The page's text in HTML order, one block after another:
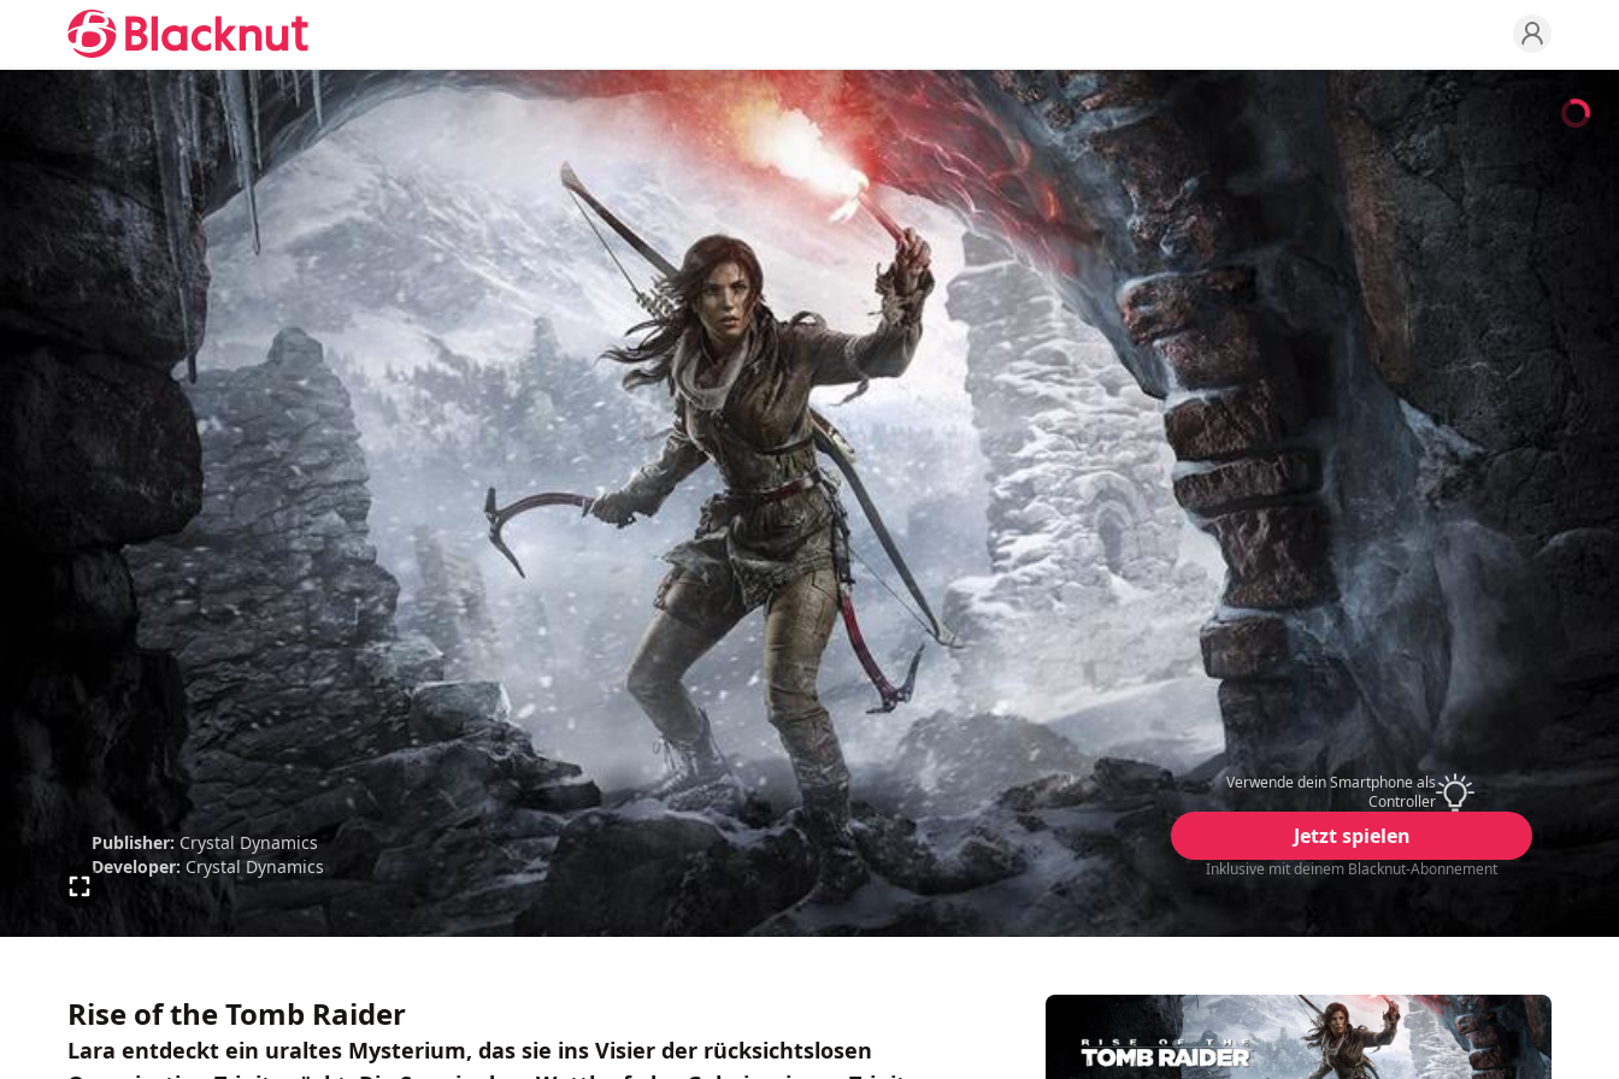
Publisher: Crystal Dynamics
Developer: Crystal Dynamics
Verwende dein Smartphone als
Controller
Jetzt spielen
Inklusive mit deinem Blacknut-Abonnement
Rise of the Tomb Raider
Lara entdeckt ein uraltes Mysterium, das sie ins Visier der rücksichtslosen